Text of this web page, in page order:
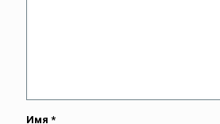
Имя *